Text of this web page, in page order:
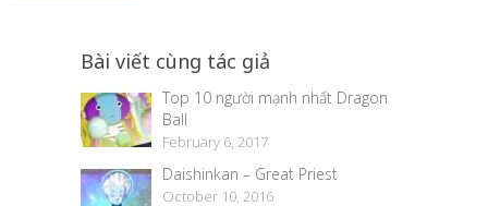
Bài viết cùng tác giả
Top 10 người mạnh nhất Dragon
Ball
February 6, 2017
Daishinkan – Great Priest
October 10, 2016